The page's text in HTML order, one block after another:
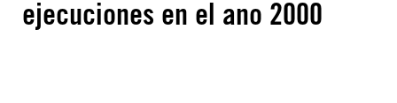
ejecuciones en el ano 2000